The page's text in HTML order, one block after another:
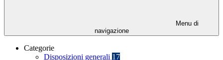
Menu di
navigazione
Categorie
Disposizioni generali 17